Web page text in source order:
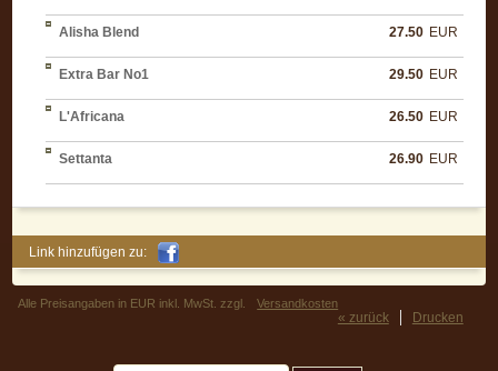
Alisha Blend 27.50 EUR
Extra Bar No1 29.50 EUR
L'Africana 26.50 EUR
Settanta 26.90 EUR
Link hinzufügen zu:
Alle Preisangaben in EUR inkl. MwSt. zzgl. Versandkosten
Drucken
« zurück